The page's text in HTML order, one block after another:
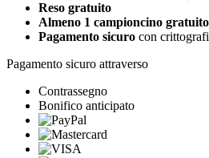
Reso gratuito
Almeno 1 campioncino gratuito
Pagamento sicuro con
Pagamento sicuro attraverso
Contrassegno
Bonifico anticipato